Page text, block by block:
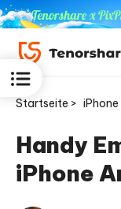
ReiBoot
Startseite >
Handy
iPhone